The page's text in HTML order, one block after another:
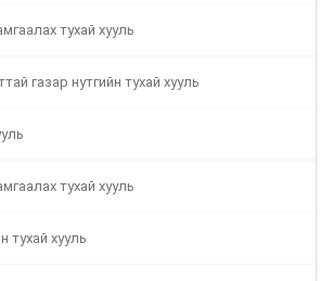
тухай хууль
газар нутгийн тухай хууль
тухай хууль
тухай хууль